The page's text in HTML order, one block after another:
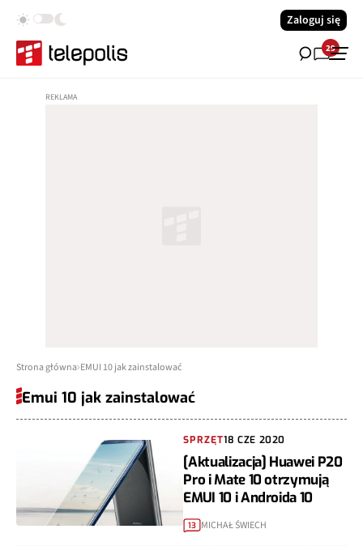
Zaloguj się
29
Strona główna EMUI 10 jak zainstalować
Emui 10 jak zainstalować
SPRZĘT18 CZE 2020
[Aktualizacja] Huawei P20
Pro i Mate 10 otrzymują
EMUI 10 i Androida 10
13 MICHAŁ ŚWIECH